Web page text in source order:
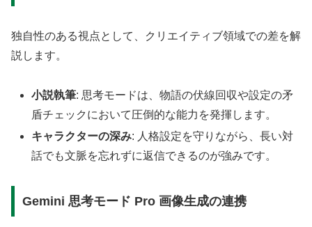
独自性のある視点として、クリエイティブ領域での差を解
説します。
小説執筆: 思考モードは、物語の伏線回収や設定の矛
盾チェックにおいて圧倒的な能力を発揮します。
キャラクターの深み: 人格設定を守りながら、長い対
話でも文脈を忘れずに返信できるのが強みです。
Gemini 思考モード Pro 画像生成の連携